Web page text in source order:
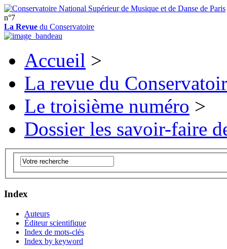
n°7
La Revue du Conservatoire
Accueil >
La revue du
Le troisième numéro >
Dossier les savoir-faire
Index
Auteurs
Éditeur scientifique
Index de mots-clés
Index by keyword